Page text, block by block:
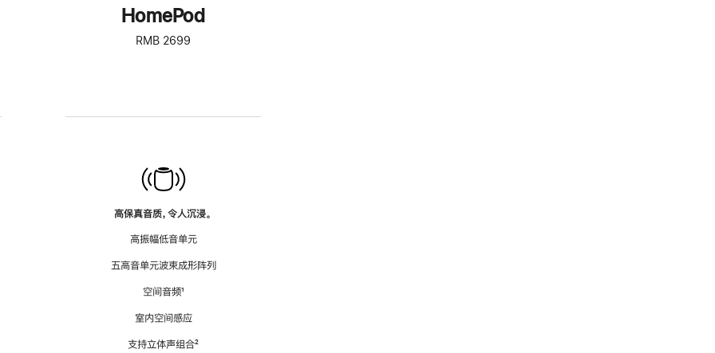
HomePod
RMB 2699
高保真音质，令人沉浸。
高振幅低音单元
五高音单元波束成形阵列
空间音频脚
¹
室内空间感应
支持立体声组合脚
²